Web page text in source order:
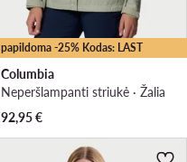
papildoma -25% Kodas: LAST
Columbia
Neperšlampanti striukė · Žalia
92,95€